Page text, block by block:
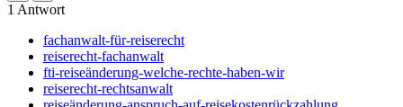
1 Antwort
fachanwalt-für-reiserecht
reiserecht-fachanwalt
fti-reiseänderung-welche-rechte-haben-wir
reiserecht-rechtsanwalt